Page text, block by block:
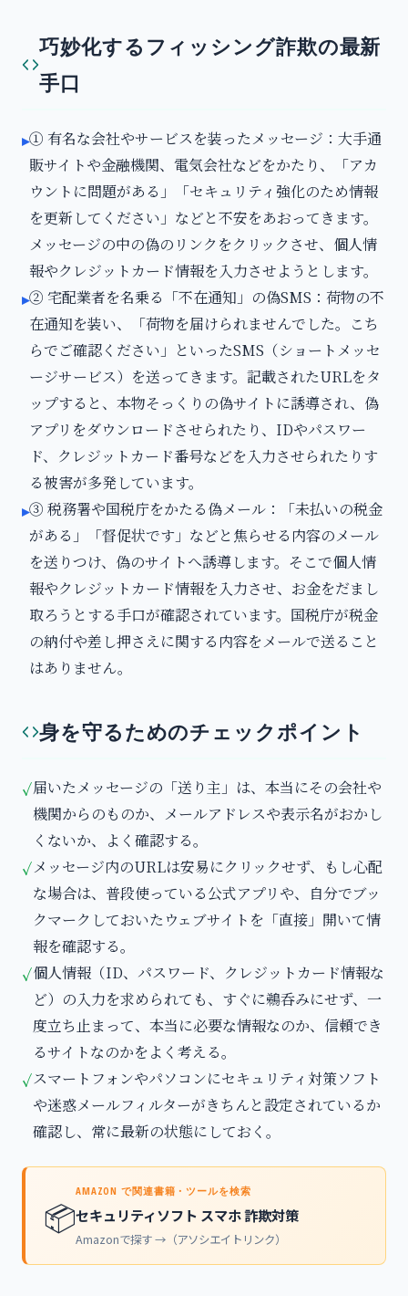
巧妙化するフィッシング詐欺の最新
手口
▸① 有名な会社やサービスを装ったメッセージ：大手通
販サイトや金融機関、電気会社などをかたり、「アカ
ウントに問題がある」「セキュリティ強化のため情報
を更新してください」などと不安をあおってきます。
メッセージの中の偽のリンクをクリックさせ、個人情
報やクレジットカード情報を入力させようとします。
▸② 宅配業者を名乗る「不在通知」の偽SMS：荷物の不
在通知を装い、「荷物を届けられませんでした。こち
らでご確認ください」といったSMS（ショートメッセ
ージサービス）を送ってきます。記載されたURLをタ
ップすると、本物そっくりの偽サイトに誘導され、偽
アプリをダウンロードさせられたり、IDやパスワー
ド、クレジットカード番号などを入力させられたりす
る被害が多発しています。
▸③ 税務署や国税庁をかたる偽メール：「未払いの税金
がある」「督促状です」などと焦らせる内容のメール
を送りつけ、偽のサイトへ誘導します。そこで個人情
報やクレジットカード情報を入力させ、お金をだまし
取ろうとする手口が確認されています。国税庁が税金
の納付や差し押さえに関する内容をメールで送ること
はありません。
身を守るためのチェックポイント
✓届いたメッセージの「送り主」は、本当にその会社や
機関からのものか、メールアドレスや表示名がおかし
くないか、よく確認する。
✓メッセージ内のURLは安易にクリックせず、もし心配
な場合は、普段使っている公式アプリや、自分でブッ
クマークしておいたウェブサイトを「直接」開いて情
報を確認する。
✓個人情報（ID、パスワード、クレジットカード情報な
ど）の入力を求められても、すぐに鵜呑みにせず、一
度立ち止まって、本当に必要な情報なのか、信頼でき
るサイトなのかをよく考える。
✓スマートフォンやパソコンにセキュリティ対策ソフト
や迷惑メールフィルターがきちんと設定されているか
確認し、常に最新の状態にしておく。
📦
AMAZON で関連書籍・ツールを検索
セキュリティソフト スマホ 詐欺対策
Amazonで探す →（アソシエイトリンク）